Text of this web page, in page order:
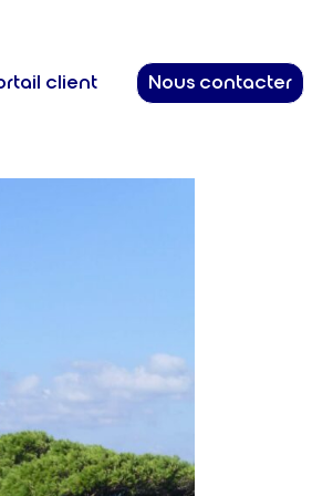
client Nous contacter